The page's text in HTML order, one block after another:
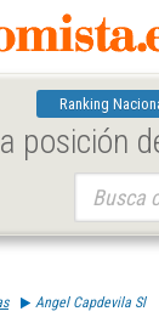
Ranking
posición
Angel Capdevila Sl